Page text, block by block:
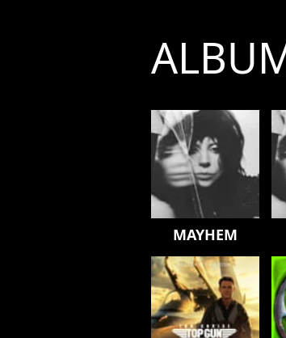
MAYHEM